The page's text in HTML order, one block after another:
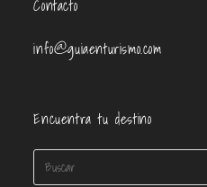
Contacto
info@guiaenturismo.com
Encuentra tu destino